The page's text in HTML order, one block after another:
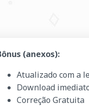
(anexos):
Atualizado com a
Download
Correção Gratuita